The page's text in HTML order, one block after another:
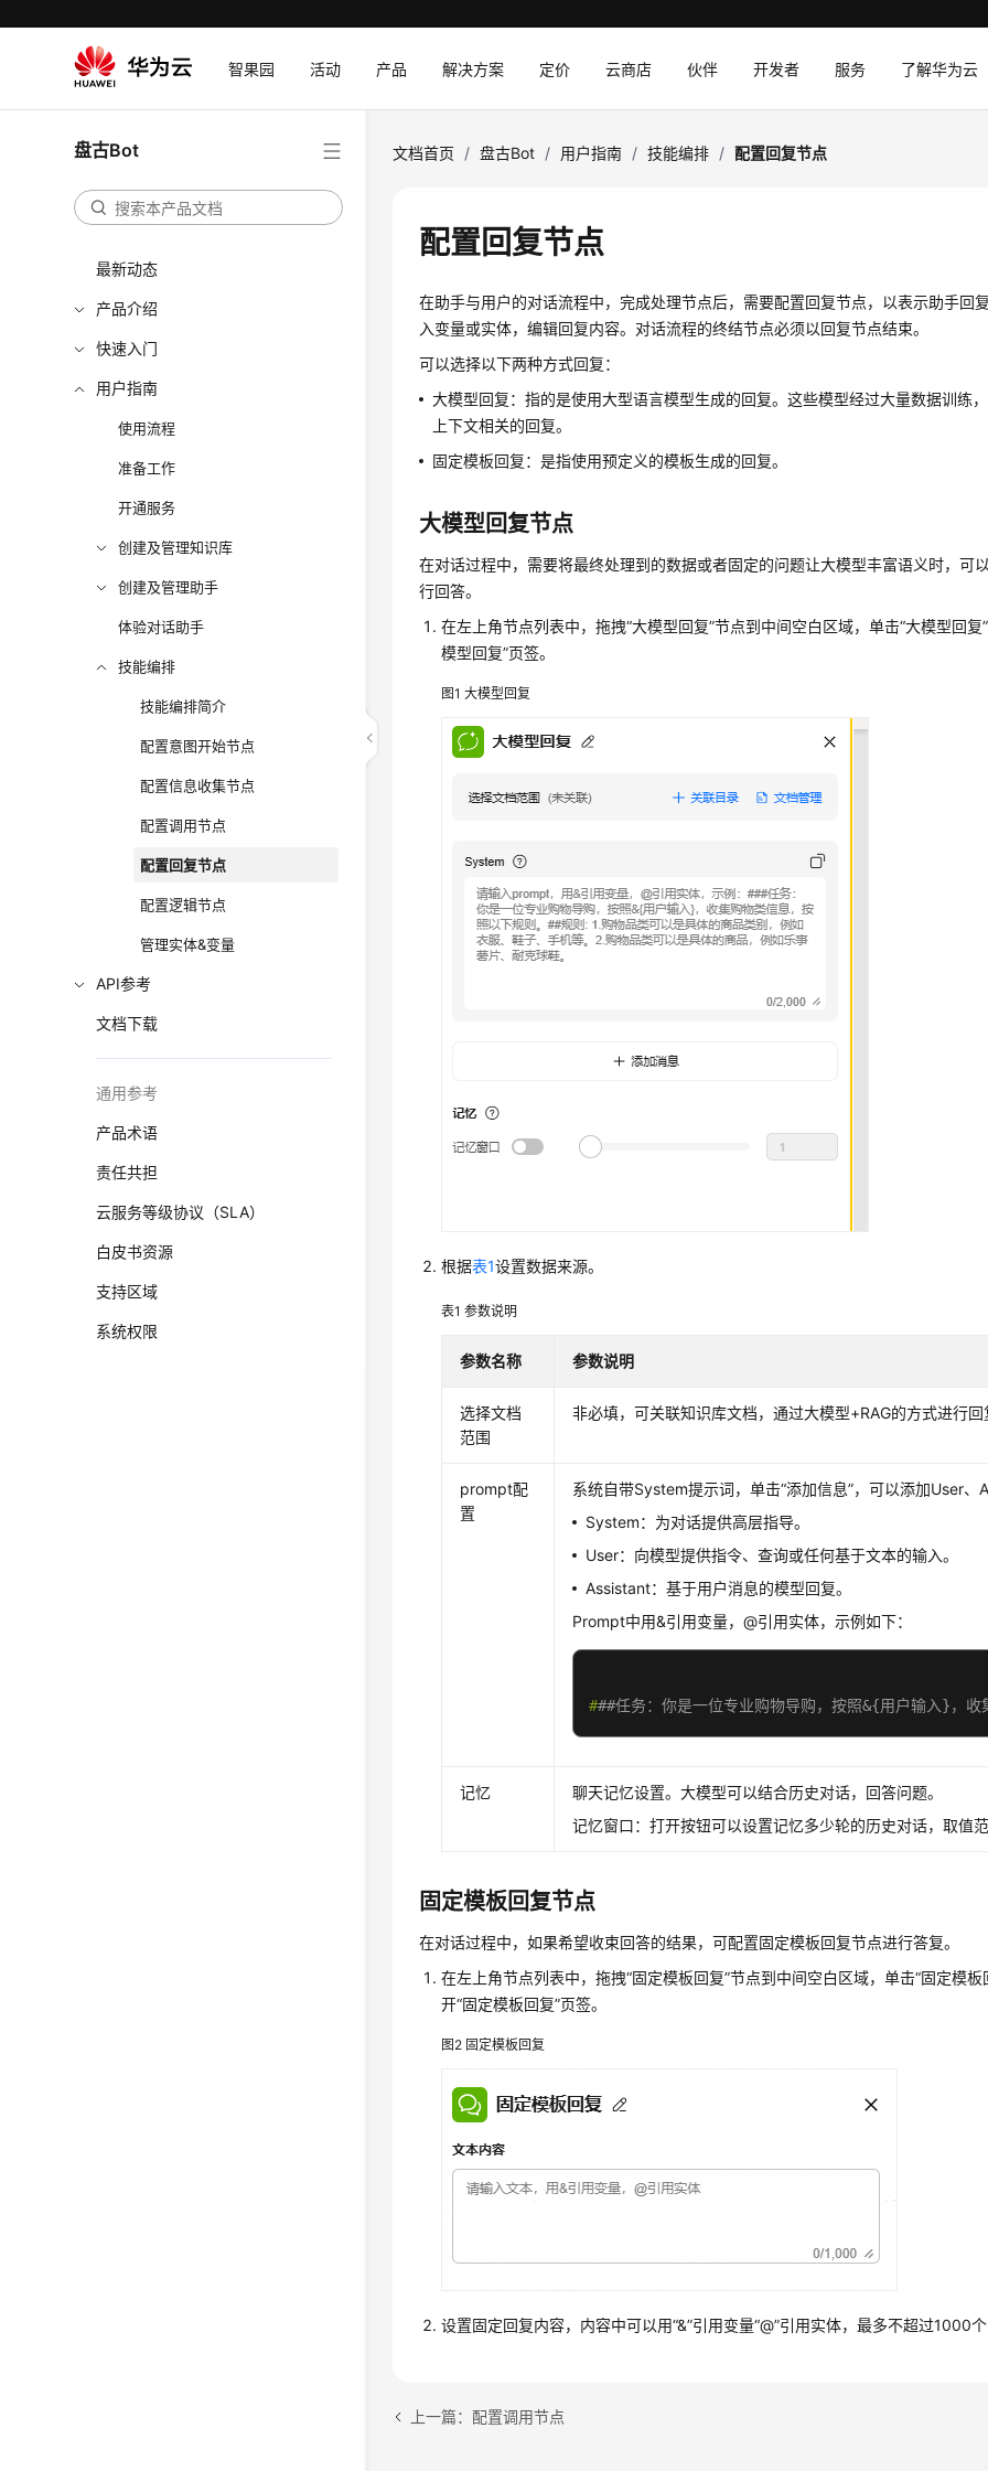
智果园 活动 产品 解决方案 定价 云商店 伙伴 开发者 服务 了解华为云
盘古Bot
最新动态
产品介绍
快速入门
用户指南
使用流程
准备工作
开通服务
创建及管理知识库
创建及管理助手
体验对话助手
技能编排
技能编排简介
配置意图开始节点
配置信息收集节点
配置调用节点
配置回复节点
配置逻辑节点
管理实体&变量
API参考
文档下载
通用参考
产品术语
责任共担
云服务等级协议（SLA）
白皮书资源
支持区域
系统权限
文档首页 / 盘古Bot / 用户指南 / 技能编排 / 配置回复节点
配置回复节点
在助手与用户的对话流程中，完成处理节点后，需要配置回复节点，以表示助手回
入变量或实体，编辑回复内容。对话流程的终结节点必须以回复节点结束。
可以选择以下两种方式回复：
大模型回复：指的是使用大型语言模型生成的回复。这些模型经过大量数据训练
上下文相关的回复。
固定模板回复：是指使用预定义的模板生成的回复。
大模型回复节点
在对话过程中，需要将最终处理到的数据或者固定的问题让大模型丰富语义时，可
行回答。
在左上角节点列表中，拖拽“大模型回复”节点到中间空白区域，单击“大模型回
模型回复”页签。
图1大模型回复
根据表1设置数据来源。
表1参数说明
参数名称 参数说明
选择文档
范围
非必填，可关联知识库文档，通过大模型+RAG的方式进行回
prompt配
置
系统自带System提示词，单击“添加信息”，可以添加User
System：为对话提供高层指导。
User：向模型提供指令、查询或任何基于文本的输入。
Assistant：基于用户消息的模型回复。
Prompt中用&引用变量，@引用实体，示例如下：
###任务：你是一位专业购物导购，按照&{用户输入}，
记忆
聊天记忆设置。大模型可以结合历史对话，回答问题。
记忆窗口：打开按钮可以设置记忆多少轮的历史对话，取值
固定模板回复节点
在对话过程中，如果希望收束回答的结果，可配置固定模板回复节点进行答复。
在左上角节点列表中，拖拽“固定模板回复”节点到中间空白区域，单击“固定模
开“固定模板回复”页签。
图2 固定模板回复
设置固定回复内容，内容中可以用“&”引用变量“@”引用实体，最多不超过1000
上一篇：配置调用节点